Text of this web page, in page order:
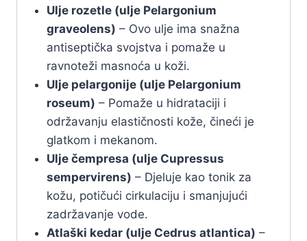
Ulje rozetle (ulje Pelargonium
graveolens) – Ovo ulje ima snažna
antiseptička svojstva i pomaže u
ravnoteži masnoća u koži.
Ulje pelargonije (ulje Pelargonium
roseum) – Pomaže u hidrataciji i
održavanju elastičnosti kože, čineći je
glatkom i mekanom.
Ulje čempresa (ulje Cupressus
sempervirens) – Djeluje kao tonik za
kožu, potičući cirkulaciju i smanjujući
zadržavanje vode.
Atlaški kedar (ulje Cedrus atlantica) –